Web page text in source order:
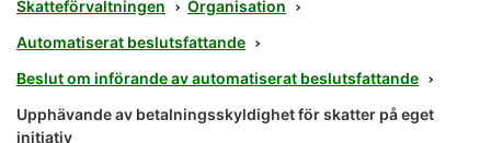
Skatteförvaltningen
Organisation
Automatiserat beslutsfattande
Beslut om införande av automatiserat beslutsfattande
Upphävande av betalningsskyldighet för skatter på eget
initiativ